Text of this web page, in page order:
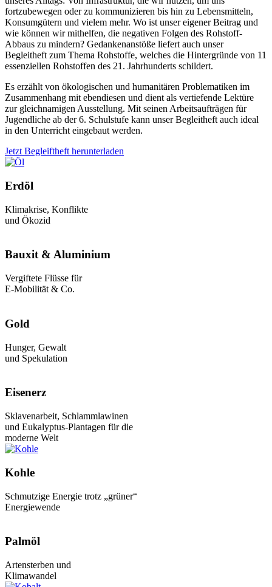
fortzubewegen oder zu kommunizieren bis hin zu Lebensmitteln,
Konsumgütern und vielem mehr. Wo ist unser eigener Beitrag und
wie können wir mithelfen, die negativen Folgen des Rohstoff-
Abbaus zu mindern? Gedankenanstöße liefert auch unser
Begleitheft zum Thema Rohstoffe, welches die Hintergründe von 11
essenziellen Rohstoffen des 21. Jahrhunderts schildert.
Es erzählt von ökologischen und humanitären Problematiken im
Zusammenhang mit ebendiesen und dient als vertiefende Lektüre
zur gleichnamigen Ausstellung. Mit seinen Arbeitsaufträgen für
Jugendliche ab der 6. Schulstufe kann unser Begleitheft auch ideal
in den Unterricht eingebaut werden.
Jetzt Begleiftheft herunterladen
Erdöl
Klimakrise, Konflikte
und Ökozid
Bauxit & Aluminium
Vergiftete Flüsse für
E-Mobilität & Co.
Gold
Hunger, Gewalt
und Spekulation
Eisenerz
Sklavenarbeit, Schlammlawinen
und Eukalyptus-Plantagen für die
moderne Welt
Kohle
Schmutzige Energie trotz „grüner“
Energiewende
Palmöl
Artensterben und
Klimawandel